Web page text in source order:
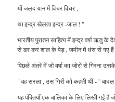
यों जलद यान में विचर विचर ,
थाइन्द्र खेलता इन्द्र -जाल ! "
भारतीय पुरातन साहित्य में इन्द्रवर्षा ऋतुके
से डर कर शाल के पेड़ , जमीन में धंस से गए हैं
पिछले अंतरे में जो वर्षा का जोरों से गिरना
" वह सरला , उस गिरी को कहती थी - "
यह पंक्तियाँ एक बालिका के लिए लिखी गई हैं